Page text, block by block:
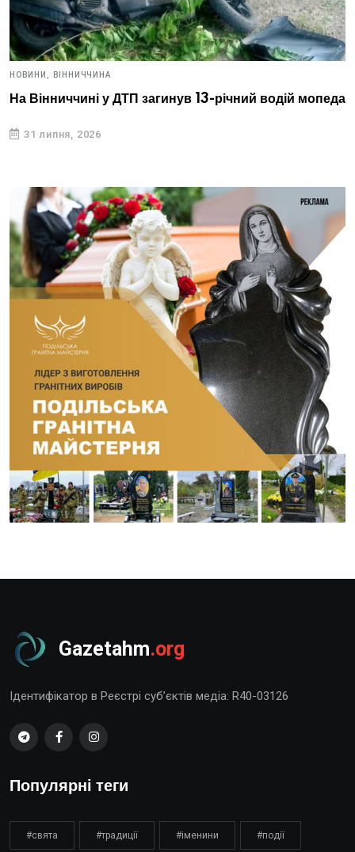
НОВИНИ, ВІННИЧЧИНА
На Вінниччині у ДТП загинув 13-річний водій мопеда
31 липня, 2026
Gazetahm.org
Ідентифікатор в Реєстрі суб’єктів медіа: R40-03126
Популярні теги
#свята #традиції #іменини #події